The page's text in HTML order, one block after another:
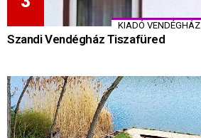
KIADÓ VENDÉGHÁZ
Szandi Vendégház Tiszafüred